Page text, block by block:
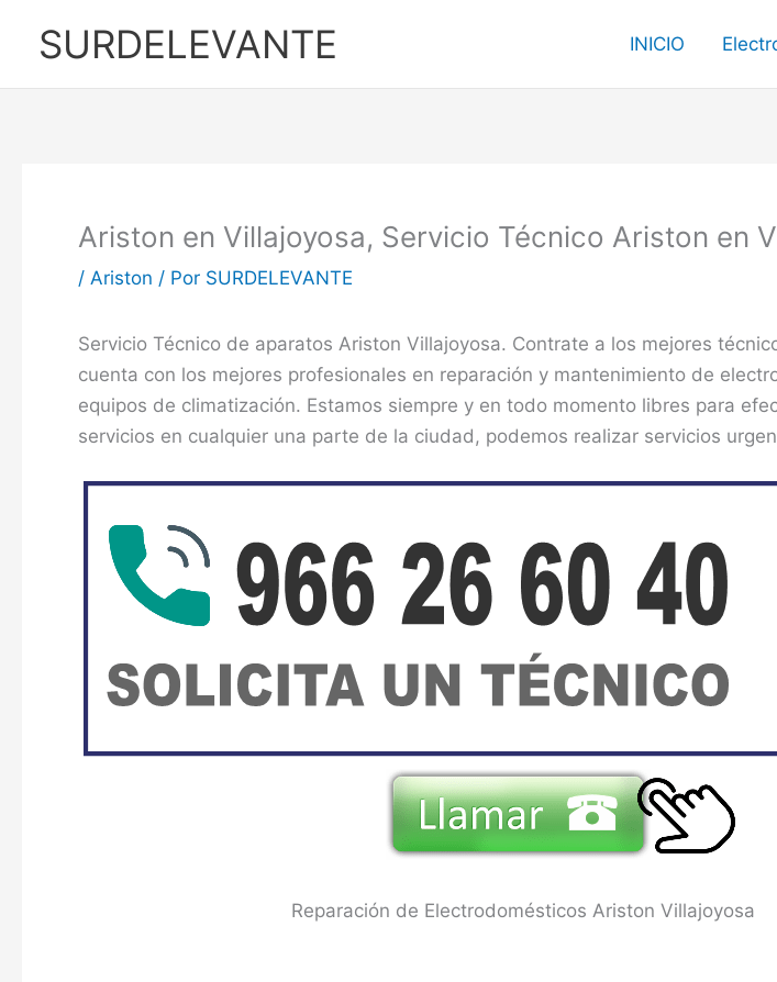
SURDELEVANTE INICIO
Ariston en Villajoyosa, Servicio Técnico Ariston en
/ Ariston / Por SURDELEVANTE
Servicio Técnico de aparatos Ariston Villajoyosa. Contrate a los mejores
cuenta con los mejores profesionales en reparación y mantenimiento de
equipos de climatización. Estamos siempre y en todo momento libres para
servicios en cualquier una parte de la ciudad, podemos realizar servicios
Reparación de Electrodomésticos Ariston Villajoyosa